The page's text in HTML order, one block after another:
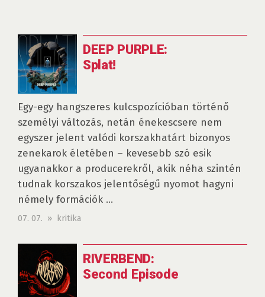
DEEP PURPLE:
Splat!
Egy-egy hangszeres kulcspozícióban történő
személyi változás, netán énekescsere nem
egyszer jelent valódi korszakhatárt bizonyos
zenekarok életében – kevesebb szó esik
ugyanakkor a producerekről, akik néha szintén
tudnak korszakos jelentőségű nyomot hagyni
némely formációk ...
07. 07. » kritika
RIVERBEND:
Second Episode